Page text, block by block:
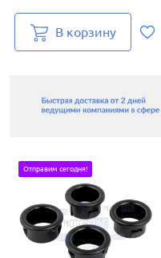
В корзину
Отправим сегодня!